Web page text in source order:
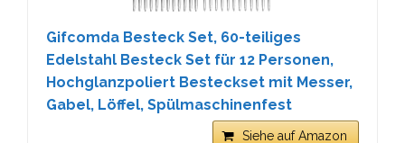
Gifcomda Besteck Set, 60-teiliges
Edelstahl Besteck Set für 12 Personen,
Hochglanzpoliert Besteckset mit Messer,
Gabel, Löffel, Spülmaschinenfest
Siehe auf Amazon